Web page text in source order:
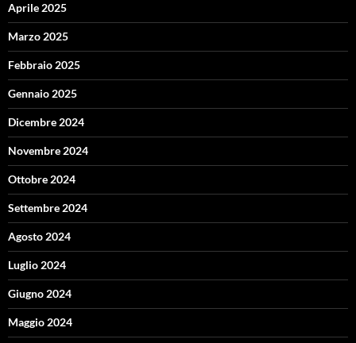
Aprile 2025
Marzo 2025
Febbraio 2025
Gennaio 2025
Dicembre 2024
Novembre 2024
Ottobre 2024
Settembre 2024
Agosto 2024
Luglio 2024
Giugno 2024
Maggio 2024